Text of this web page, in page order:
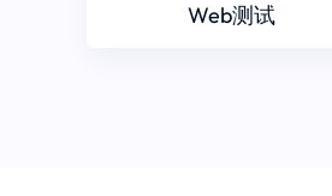
Web测试